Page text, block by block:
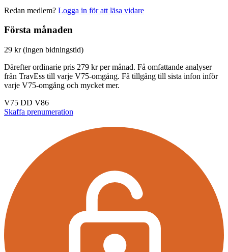
Redan medlem? Logga in för att läsa vidare
Första månaden
29 kr (ingen bidningstid)
Därefter ordinarie pris 279 kr per månad. Få omfattande analyser
från TravEss till varje V75-omgång. Få tillgång till sista infon inför
varje V75-omgång och mycket mer.
V75 DD V86
Skaffa prenumeration